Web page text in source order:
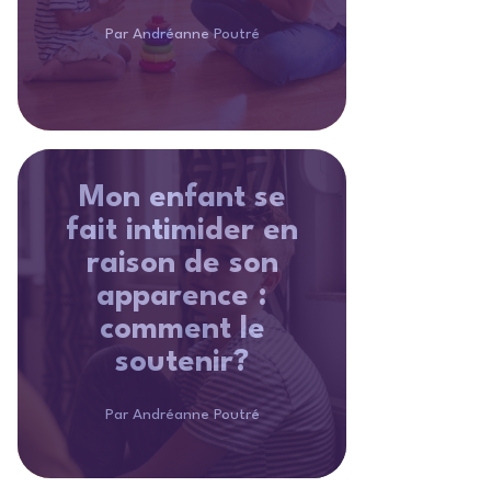
Par Andréanne Poutré
Mon enfant se
fait intimider en
raison de son
apparence :
comment le
soutenir?
Par Andréanne Poutré